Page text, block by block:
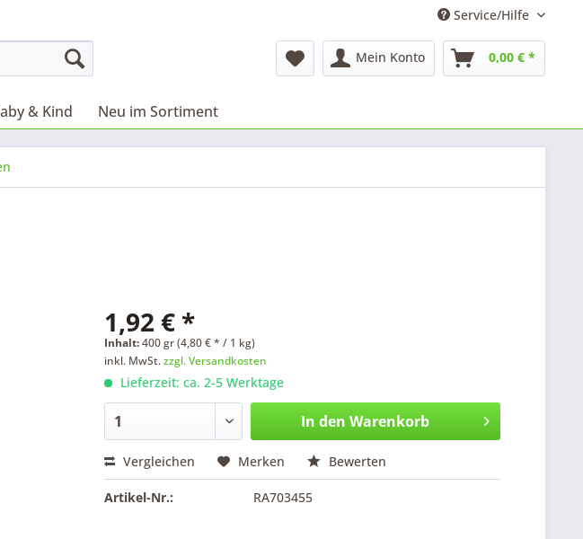
Service/Hilfe
Mein Konto 0,00 € *
& Kind Neu im Sortiment
1,92 € *
Inhalt:400 gr (4,80 € * / 1 kg)
inkl. MwSt.zzgl. Versandkosten
Lieferzeit: ca. 2-5 Werktage
In den Warenkorb
Vergleichen Merken Bewerten
Artikel-Nr.: RA703455